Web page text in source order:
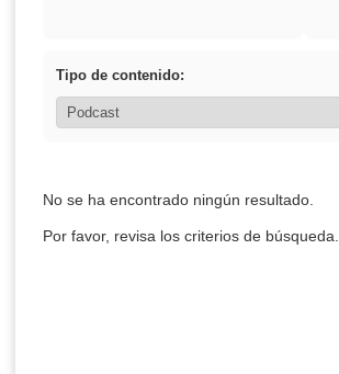
Tipo de contenido:
No se ha encontrado ningún resultado.
Por favor, revisa los criterios de búsqueda.